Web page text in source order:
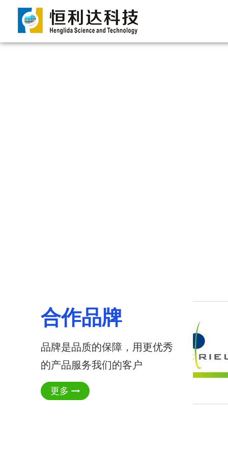
合作品牌
品牌是品质的保障，用更优秀
的产品服务我们的客户
更多